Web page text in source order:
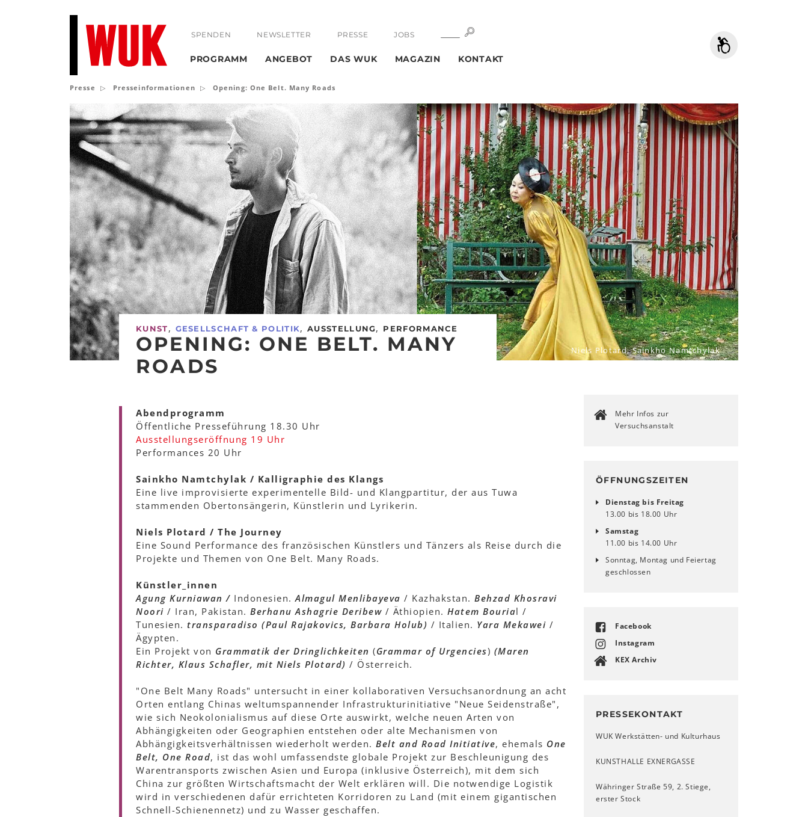
SPENDEN NEWSLETTER PRESSE JOBS SUCHE
PROGRAMM ANGEBOT DAS WUK MAGAZIN KONTAKT
Presse Presseinformationen Opening: One Belt. Many Roads
Niels Plotard, Sainkho Namtchylak
KUNST, GESELLSCHAFT & POLITIK,AUSSTELLUNG, PERFORMANCE
OPENING: ONE BELT. MANY
ROADS
Abendprogramm
Öffentliche Presseführung 18.30 Uhr
Ausstellungseröffnung 19 Uhr
Performances 20 Uhr
Sainkho Namtchylak / Kalligraphie des Klangs
Eine live improvisierte experimentelle Bild- und Klangpartitur, der aus Tuwa
stammenden Obertonsängerin, Künstlerin und Lyrikerin.
Niels Plotard / The Journey
Eine Sound Performance des französischen Künstlers und Tänzers als Reise durch die
Projekte und Themen von One Belt. Many Roads.
Künstler_innen
Agung Kurniawan / Indonesien.Almagul Menlibayeva / Kazhakstan. Behzad Khosravi
Noori / Iran, Pakistan. Berhanu Ashagrie Deribew / Äthiopien. Hatem Bourial /
Tunesien. transparadiso (Paul Rajakovics, Barbara Holub) / Italien. Yara Mekawei /
Ägypten.
Ein Projekt von Grammatik der Dringlichkeiten (Grammar of Urgencies) (Maren
Richter, Klaus Schafler, mit Niels Plotard) / Österreich.
"One Belt Many Roads" untersucht in einer kollaborativen Versuchsanordnung an acht
Orten entlang Chinas weltumspannender Infrastrukturinitiative "Neue Seidenstraße",
wie sich Neokolonialismus auf diese Orte auswirkt, welche neuen Arten von
Abhängigkeiten oder Geographien entstehen oder alte Mechanismen von
Abhängigkeitsverhältnissen wiederholt werden. Belt and Road Initiative, ehemals One
Belt, One Road, ist das wohl umfassendste globale Projekt zur Beschleunigung des
Warentransports zwischen Asien und Europa (inklusive Österreich), mit dem sich
China zur größten Wirtschaftsmacht der Welt erklären will. Die notwendige Logistik
wird in verschiedenen dafür errichteten Korridoren zu Land (mit einem gigantischen
Schnell-Schienennetz) und zu Wasser geschaffen.
Mehr Infos zur
Versuchsanstalt
ÖFFNUNGSZEITEN
Dienstag bis Freitag
13.00 bis 18.00 Uhr
Samstag
11.00 bis 14.00 Uhr
Sonntag, Montag und Feiertag
geschlossen
Facebook
Instagram
KEX Archiv
PRESSEKONTAKT
WUK Werkstätten- und Kulturhaus
KUNSTHALLE EXNERGASSE
Währinger Straße 59, 2. Stiege,
erster Stock